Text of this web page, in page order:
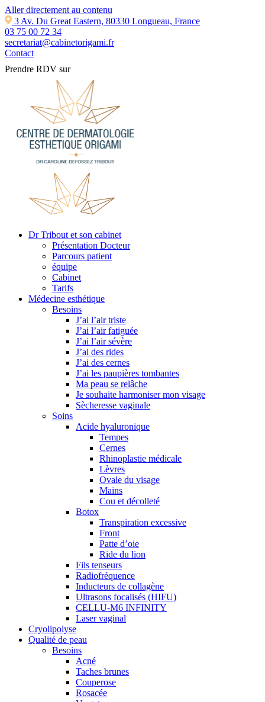
Aller directement au contenu
3 Av. Du Great Eastern, 80330 Longueau, France
03 75 00 72 34
secretariat@cabinetorigami.fr
Contact
Prendre RDV sur
Dr Tribout et son cabinet
Présentation Docteur
Parcours patient
équipe
Cabinet
Tarifs
Médecine esthétique
Besoins
J’ai l’air triste
J’ai l’air fatiguée
J’ai l’air sévère
J’ai des rides
J’ai des cernes
J’ai les paupières tombantes
Ma peau se relâche
Je souhaite harmoniser mon visage
Sècheresse vaginale
Soins
Acide hyaluronique
Tempes
Cernes
Rhinoplastie médicale
Lèvres
Ovale du visage
Mains
Cou et décolleté
Botox
Transpiration excessive
Front
Patte d’oie
Ride du lion
Fils tenseurs
Radiofréquence
Inducteurs de collagène
Ultrasons focalisés (HIFU)
CELLU-M6 INFINITY
Laser vaginal
Cryolipolyse
Qualité de peau
Besoins
Acné
Taches brunes
Couperose
Rosacée